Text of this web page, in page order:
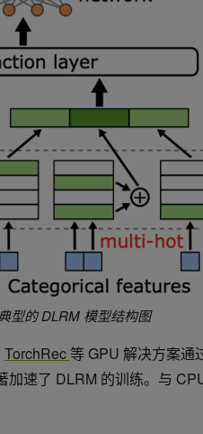
型的 DLRM 模型结构图
TorchRec等 GPU 解决方案通
速了 DLRM 的训练。与